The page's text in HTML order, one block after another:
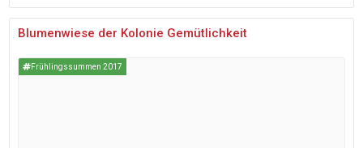
Blumenwiese der Kolonie Gemütlichkeit
Frühlingssummen 2017